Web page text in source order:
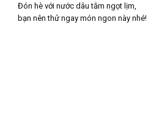
Đón hè với nước dâu tằm ngọt lịm,
bạn nên thử ngay món ngon này nhé!